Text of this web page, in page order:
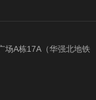
场A栋17A（华强北地铁